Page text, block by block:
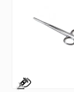
1